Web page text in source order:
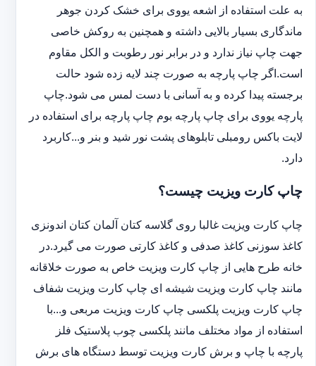
به علت استفاده از اشعه یووی برای خشک کردن جوهر
ماندگاری بسیار بالایی داشته و همچنین به روکش خاصی
جهت چاپ نیاز ندارد و در برابر نور رطوبت و الکل مقاوم
است.اگر چاپ پارچه به صورت چند لایه زده شود حالت
برجسته پیدا کرده و به آسانی با دست لمس می شود.چاپ
پارچه یووی برای چاپ پارچه بوم چاپ پارچه برای استفاده در
لایت باکس رومبلی تابلوهای پشت نور شید و بنر و...کاربرد
دارد.
چاپ کارت ویزیت چیست؟
چاپ کارت ویزیت غالبا روی گلاسه کتان آلمان کتان اندونزی
کاغذ سوزنی کاغذ صدفی و کاغذ کارتی صورت می گیرد.در
خانه طرح هایی از چاپ کارت ویزیت خاص به صورت خلاقانه
مانند چاپ کارت ویزیت شیشه ای چاپ کارت ویزیت شفاف
چاپ کارت ویزیت پلکسی چاپ کارت ویزیت مربعی و...با
استفاده از مواد مختلف مانند پلکسی چوب پلاستیک فلز
پارچه با چاپ و برش کارت ویزیت توسط دستگاه های برش